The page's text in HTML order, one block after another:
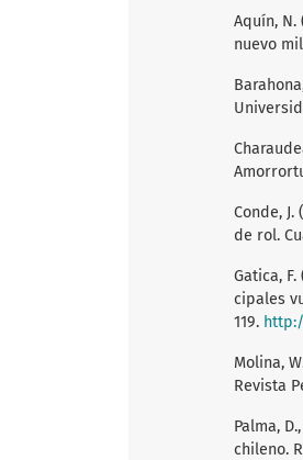
Aquín,
nuevo
Conde,
de rol.
Gatica,
cipales
119.
Molina,
Revista
Palma,
chileno.